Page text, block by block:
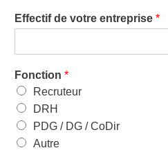
Effectif de votre entreprise *
Fonction *
Recruteur
DRH
PDG / DG / CoDir
Autre